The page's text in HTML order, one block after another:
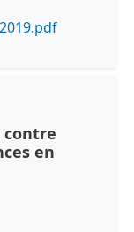
contre
en